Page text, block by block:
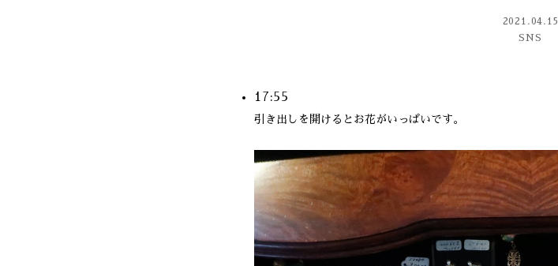
2021.04.15
SNS
17:55
引き出しを開けるとお花がいっぱいです。